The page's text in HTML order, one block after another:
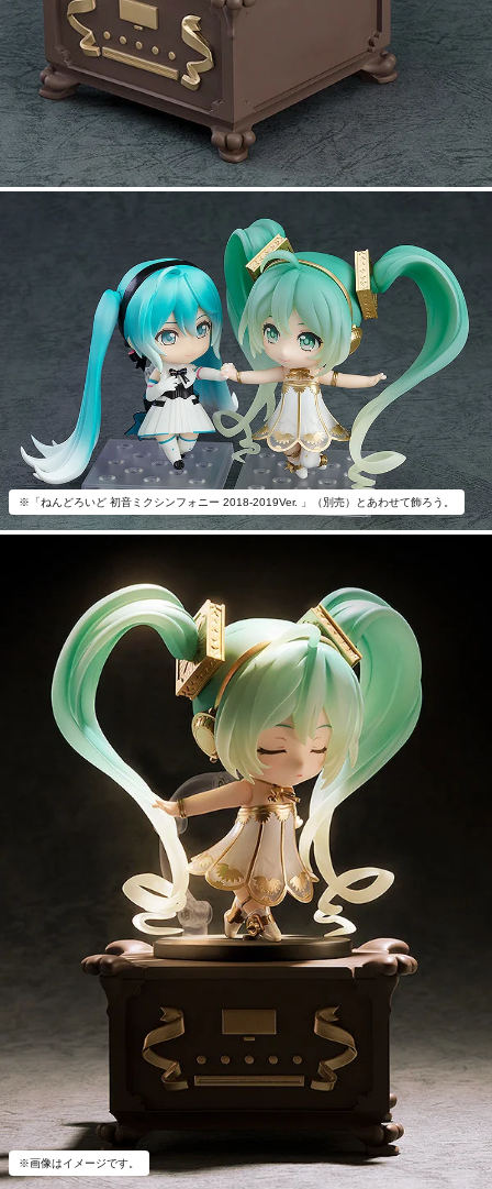
※「ねんどろいど 初音ミクシンフォニー 2018-2019Ver. 」（別売）とあわせて飾ろう。
※画像はイメージです。